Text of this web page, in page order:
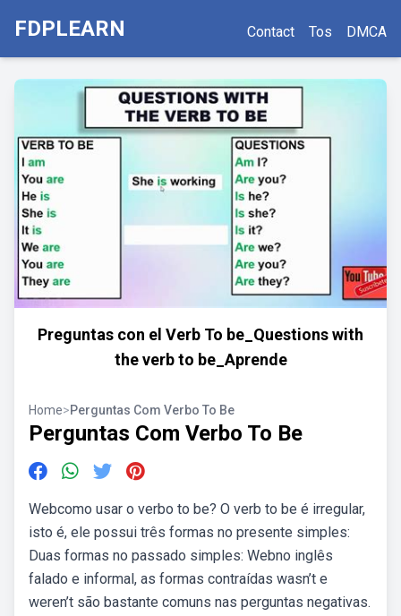
FDPLEARN Contact Tos DMCA
Preguntas con el Verb To be_Questions with
the verb to be_Aprende
Home>Perguntas Com Verbo To Be
Perguntas Com Verbo To Be
Webcomo usar o verbo to be? O verb to be é irregular,
isto é, ele possui três formas no presente simples:
Duas formas no passado simples: Webno inglês
falado e informal, as formas contraídas wasn’t e
weren’t são bastante comuns nas perguntas negativas.